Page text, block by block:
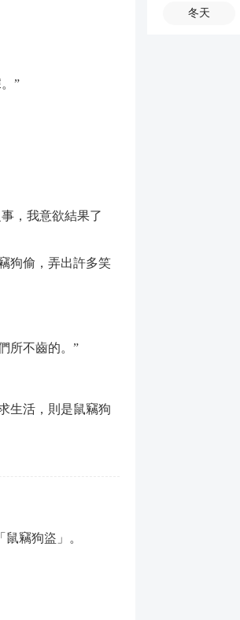
”
，我意欲結果了
狗偷，弄出許多笑
所不齒的。”
生活，則是鼠竊狗
竊狗盜」。
冬天